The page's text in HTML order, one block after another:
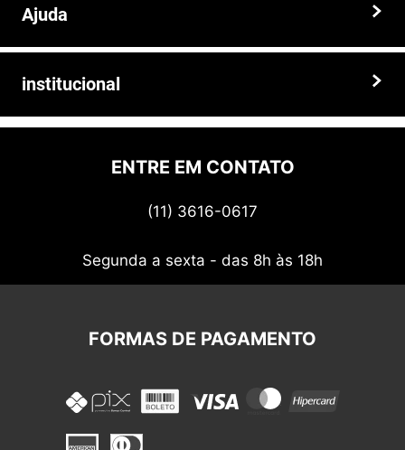
Somos a solução ideal para quem busca peças e acessórios agrícolas
Ajuda
Prazos e entregas
institucional
Quem somos
Politica de privacidadeENTRE EM CONTATO
(11) 3616-0617
Segunda a sexta - das 8h às 18h
FORMAS DE PAGAMENTO